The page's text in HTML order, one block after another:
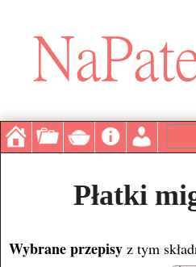
Płatki
Wybrane przepisy z tym